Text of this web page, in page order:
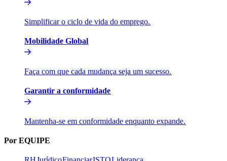
Simplificar o ciclo de vida do emprego.​​
Mobilidade Global​​
Faça com que cada mudança seja um sucesso.​​
Garantir a conformidade​​
Mantenha-se em conformidade enquanto expande.​​
Por EQUIPE​​